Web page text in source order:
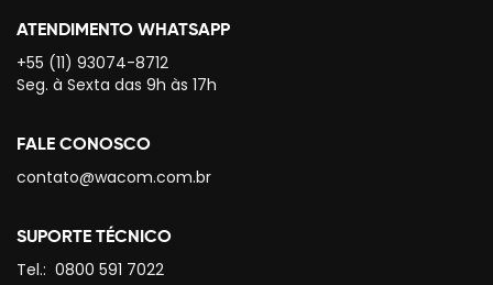
ATENDIMENTO WHATSAPP
+55 (11) 93074-8712
Seg. à Sexta das 9h às 17h
FALE CONOSCO
contato@wacom.com.br
SUPORTE TÉCNICO
Tel.: 0800 591 7022